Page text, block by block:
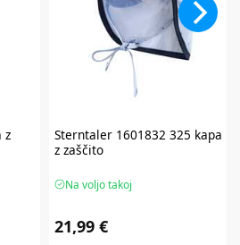
z
Sterntaler1601832 325 kapa
z zaščito
Na voljo takoj
21,99 €